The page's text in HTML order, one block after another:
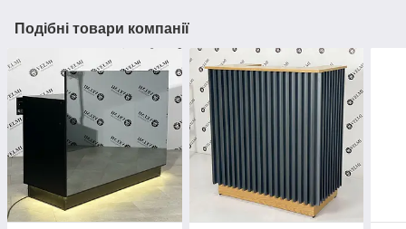
Подібні товари компанії